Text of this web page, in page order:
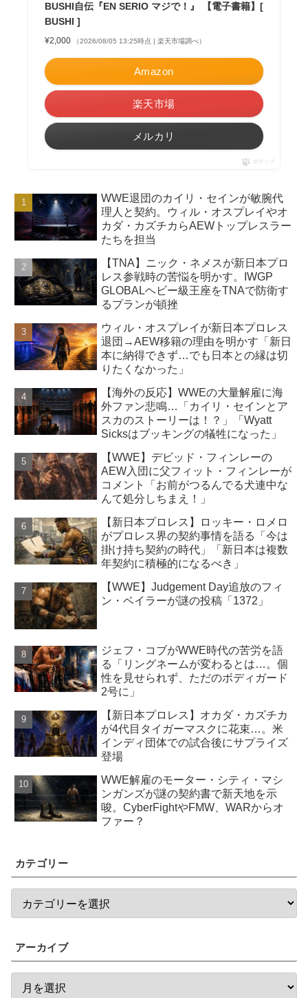
BUSHI自伝『EN SERIO マジで！』 【電子書籍】[
BUSHI ]
¥2,000 （2026/08/05 13:25時点 | 楽天市場調べ）
Amazon
楽天市場
メルカリ
ポチップ
WWE退団のカイリ・セインが敏腕代
理人と契約。ウィル・オスプレイやオ
カダ・カズチカらAEWトップレスラー
たちを担当
【TNA】ニック・ネメスが新日本プロ
レス参戦時の苦悩を明かす。IWGP
GLOBALヘビー級王座をTNAで防衛す
るプランが頓挫
ウィル・オスプレイが新日本プロレス
退団→AEW移籍の理由を明かす「新日
本に納得できず…でも日本との縁は切
りたくなかった」
【海外の反応】WWEの大量解雇に海
外ファン悲鳴…「カイリ・セインとア
スカのストーリーは！？」「Wyatt
Sicksはブッキングの犠牲になった」
【WWE】デビッド・フィンレーの
AEW入団に父フィット・フィンレーが
コメント「お前がつるんでる犬連中な
んて処分しちまえ！」
【新日本プロレス】ロッキー・ロメロ
がプロレス界の契約事情を語る「今は
掛け持ち契約の時代」「新日本は複数
年契約に積極的になるべき」
【WWE】Judgement Day追放のフィ
ン・ベイラーが謎の投稿「1372」
ジェフ・コブがWWE時代の苦労を語
る「リングネームが変わるとは…。個
性を見せられず、ただのボディガード
2号に」
【新日本プロレス】オカダ・カズチカ
が4代目タイガーマスクに花束…。米
インディ団体での試合後にサプライズ
登場
WWE解雇のモーター・シティ・マシ
ンガンズが謎の契約書で新天地を示
唆。CyberFightやFMW、WARからオ
ファー？
カテゴリー
アーカイブ